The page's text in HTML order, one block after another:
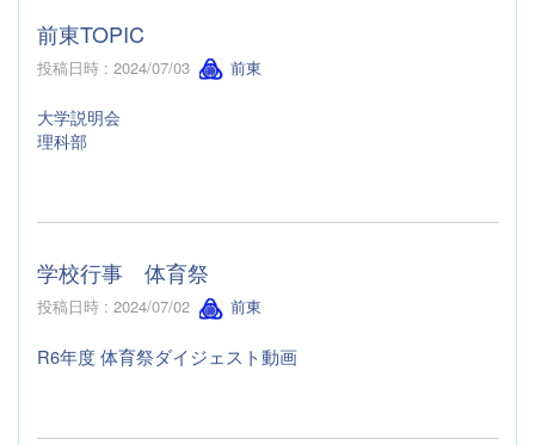
前東TOPIC
投稿日時 : 2024/07/03 前東
大学説明会
理科部
学校行事 体育祭
投稿日時 : 2024/07/02 前東
R6年度 体育祭ダイジェスト動画